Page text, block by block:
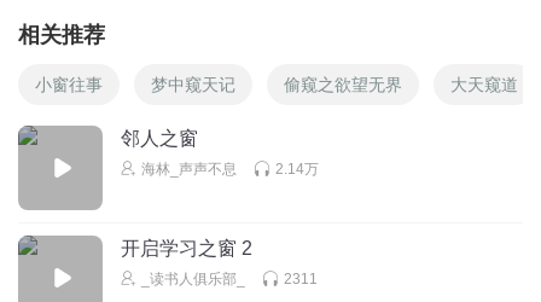
相关推荐
小窗往事 梦中窥天记 偷窥之欲望无界 大天窥道
邻人之窗
海林_声声不息 2.14万
开启学习之窗 2
_读书人俱乐部_ 2311